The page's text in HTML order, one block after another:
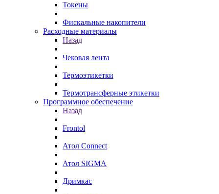
Токены
Фискальные накопители
Расходные материалы
Назад
Чековая лента
Термоэтикетки
Термотрансферные этикетки
Программное обеспечение
Назад
Frontol
Атол Connect
Атол SIGMA
Дримкас